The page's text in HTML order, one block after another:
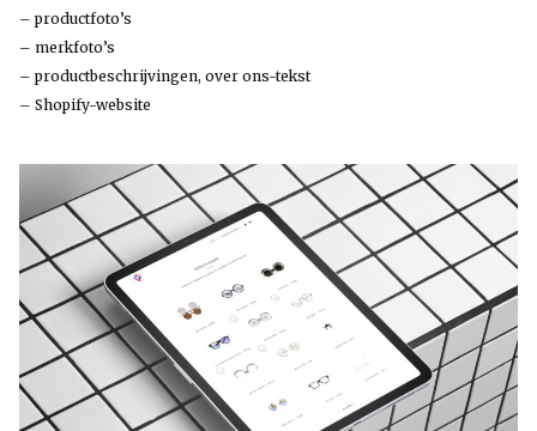
– productfoto’s
– merkfoto’s
– productbeschrijvingen, over ons-tekst
– Shopify-website